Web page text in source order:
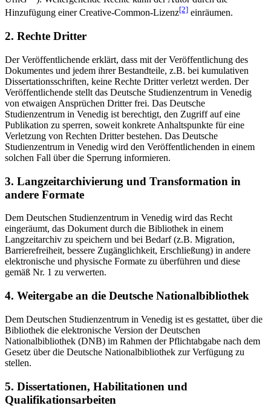
Hinzufügung einer Creative-Common-Lizenz[2] einräumen.
2. Rechte Dritter
Der Veröffentlichende erklärt, dass mit der Veröffentlichung des
Dokumentes und jedem ihrer Bestandteile, z.B. bei kumulativen
Dissertationsschriften, keine Rechte Dritter verletzt werden. Der
Veröffentlichende stellt das Deutsche Studienzentrum in Venedig
von etwaigen Ansprüchen Dritter frei. Das Deutsche
Studienzentrum in Venedig ist berechtigt, den Zugriff auf eine
Publikation zu sperren, soweit konkrete Anhaltspunkte für eine
Verletzung von Rechten Dritter bestehen. Das Deutsche
Studienzentrum in Venedig wird den Veröffentlichenden in einem
solchen Fall über die Sperrung informieren.
3. Langzeitarchivierung und Transformation in
andere Formate
Dem Deutschen Studienzentrum in Venedig wird das Recht
eingeräumt, das Dokument durch die Bibliothek in einem
Langzeitarchiv zu speichern und bei Bedarf (z.B. Migration,
Barrierefreiheit, bessere Zugänglichkeit, Erschließung) in andere
elektronische und physische Formate zu überführen und diese
gemäß Nr. 1 zu verwerten.
4. Weitergabe an die Deutsche Nationalbibliothek
Dem Deutschen Studienzentrum in Venedig ist es gestattet, über die
Bibliothek die elektronische Version der Deutschen
Nationalbibliothek (DNB) im Rahmen der Pflichtabgabe nach dem
Gesetz über die Deutsche Nationalbibliothek zur Verfügung zu
stellen.
5. Dissertationen, Habilitationen und
Qualifikationsarbeiten